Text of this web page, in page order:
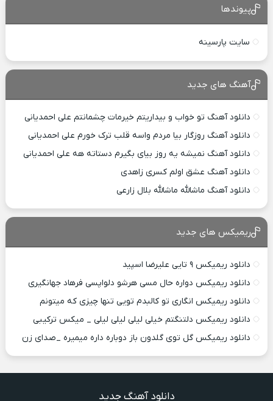
پیوندها
سایت پارسینه
آهنگ های جدید
دانلود آهنگ تو خواب و بیداریتم خیرمات چشمانتم علی احمدیانی
دانلود آهنگ روزگار بیا مردم واسه قلب ترک خورم علی احمدیانی
دانلود آهنگ نمیشه یه روز بیای بگیرم دستاته هه علی احمدیانی
دانلود آهنگ عشق اولم کسری زاهدی
دانلود آهنگ ماشالله ماشالله بلال زارعی
ریمیکس های جدید
دانلود ریمیکس ۹ تایی علیرضا اسپید
دانلود ریمیکس دواره حال مسی هرشو دلواپسی فرهاد جهانگیری
دانلود ریمیکس انگاری تو کالبدم تویی تنها چیزی که میتونم
دانلود ریمیکس دلتنگتم خیلی لیلی لیلی لیلی _ میکس ترکیبی
دانلود ریمیکس گل توی گلدون باز دوباره داره میمیره _صدای زن
دانلود آهنگ جدید